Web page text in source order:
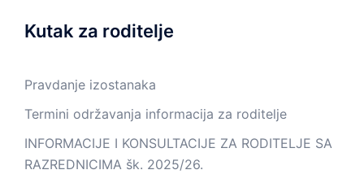
Kutak za roditelje
Pravdanje izostanaka
Termini održavanja informacija za roditelje
INFORMACIJE I KONSULTACIJE ZA RODITELJE SA
RAZREDNICIMA šk. 2025/26.